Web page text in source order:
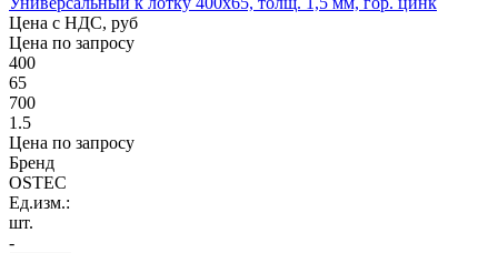
Цена с НДС, руб
Цена по запросу
400
65
700
1.5
Цена по запросу
Бренд
OSTEC
Ед.изм.:
шт.
-